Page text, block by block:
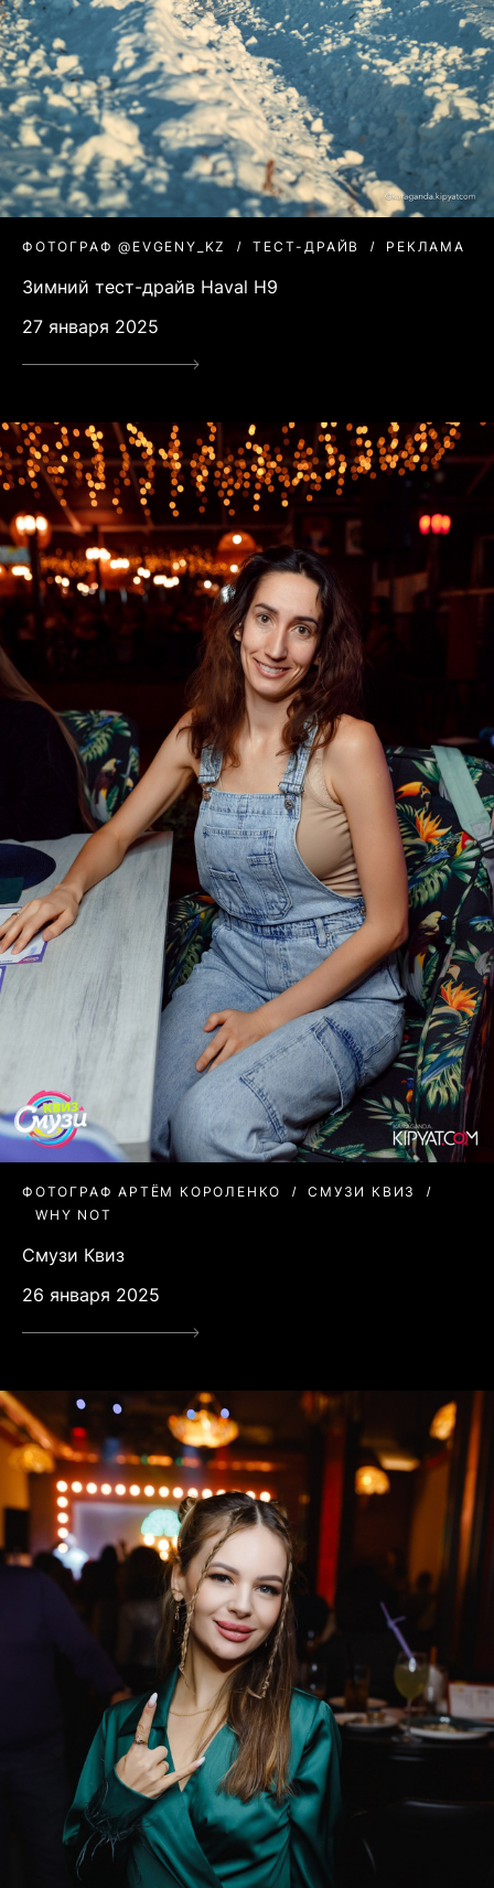
ФОТОГРАФ @EVGENY_KZ ТЕСТ-ДРАЙВ РЕКЛАМА
Зимний тест-драйв Haval H9
27 января 2025
ФОТОГРАФ АРТЁМ КОРОЛЕНКО
СМУЗИ КВИЗ
WHY NOT
Смузи Квиз
26 января 2025